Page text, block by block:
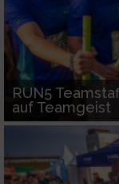
RUN5
auf Teamgeist